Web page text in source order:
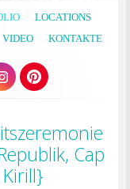
LOCATIONS
VIDEO KONTAKTE
Cap